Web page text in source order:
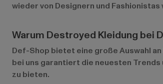
wieder von Designern und
Warum Destroyed Kleidung bei
Def-Shop bietet eine große Auswahl
bei uns garantiert die neuesten
zu bieten.